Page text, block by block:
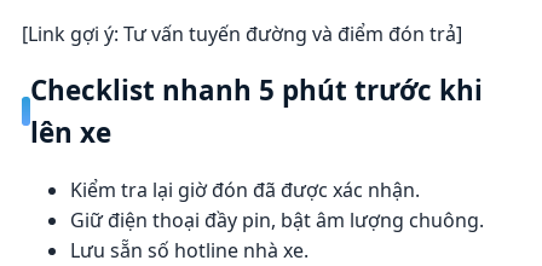
[Link gợi ý: Tư vấn tuyến đường và điểm đón trả]
Checklist nhanh 5 phút trước khi
lên xe
Kiểm tra lại giờ đón đã được xác nhận.
Giữ điện thoại đầy pin, bật âm lượng chuông.
Lưu sẵn số hotline nhà xe.